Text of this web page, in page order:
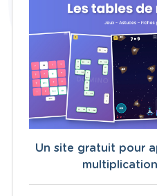
Un site gratuit pour